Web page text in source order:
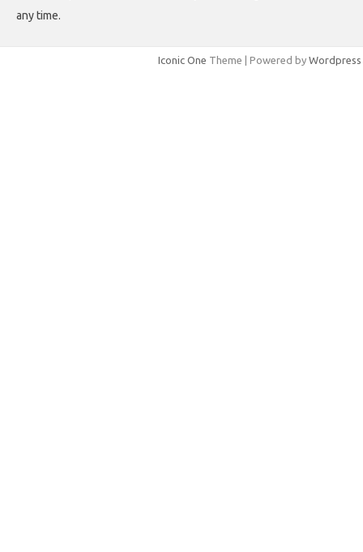
any time.
Iconic One Theme | Powered by Wordpress